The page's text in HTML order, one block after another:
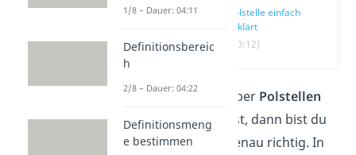
Polstelle einfach
erklärt
(00:12)
Wenn du etwas über Polstellen
erfahren möchtest, dann bist du
an dieser Stelle genau richtig. In
1/8 – Dauer: 04:11
Definitionsbereic
h
2/8 – Dauer: 04:22
Definitionsmeng
e bestimmen